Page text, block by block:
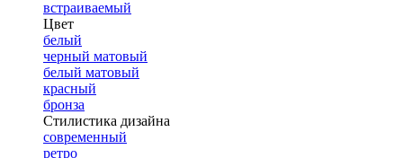
встраиваемый
Цвет
белый
черный матовый
белый матовый
красный
бронза
Стилистика дизайна
современный
ретро